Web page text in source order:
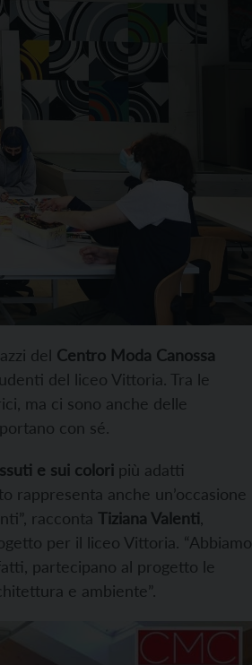
del Centro Moda Canossa
del liceo Vittoria. Tra le
ma ci sono anche delle
con sé.
e sui colori più adatti
rappresenta anche un’occasione
racconta Tiziana Valenti,
per il liceo Vittoria. “Abbiamo
partecipano al progetto le
e ambiente”.